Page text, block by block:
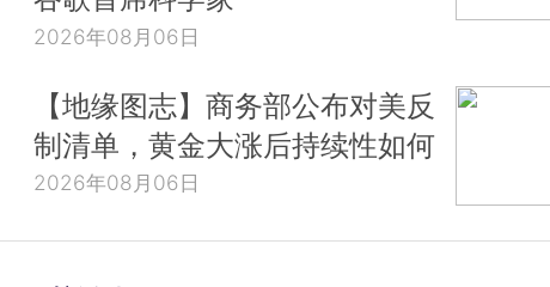
2026年08月06日
【地缘图志】商务部公布对美反
制清单，黄金大涨后持续性如何
2026年08月06日